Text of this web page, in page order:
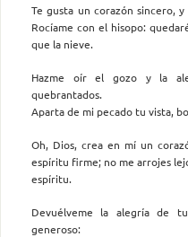
Te gusta un corazón sincero,
Rocíame con el hisopo:
que la nieve.
Hazme oír el gozo y la
quebrantados.
Aparta de mi pecado tu vista,
Oh, Dios, crea en mí un
espíritu firme; no me arrojes
espíritu.
Devuélveme la alegría de
generoso: